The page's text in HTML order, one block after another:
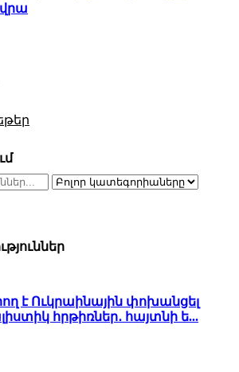
է Ուկրաինային փոխանցել
հրթիռներ․ հայտնի ե...